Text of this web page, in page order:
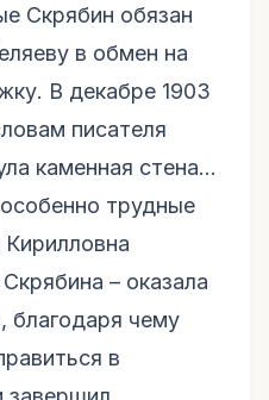
Скрябин обязан
в обмен на
В декабре 1903
писателя
каменная стена…
трудные
– оказала
чему
в